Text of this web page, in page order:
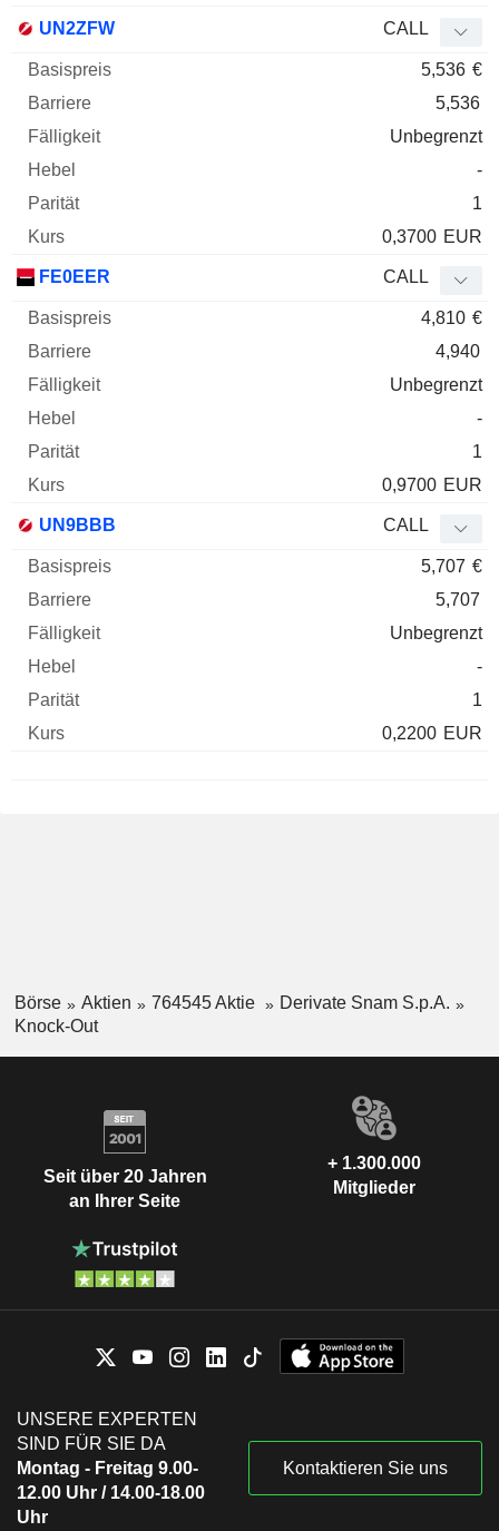
UN2ZFW CALL
5,536 €
5,536
Unbegrenzt
-
1
0,3700 EUR
FE0EER CALL
4,810 €
4,940
Unbegrenzt
-
1
0,9700 EUR
UN9BBB CALL
5,707 €
5,707
Unbegrenzt
-
1
0,2200 EUR
Börse Aktien 764545 Aktie
Derivate Snam S.p.A.
Knock-Out
Seit über 20 Jahren
an Ihrer Seite
+ 1.300.000
Mitglieder
UNSERE EXPERTEN
SIND FÜR SIE DA
Montag - Freitag 9.00-
12.00 Uhr / 14.00-18.00
Uhr
Kontaktieren Sie uns